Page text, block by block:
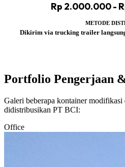
Rp 2.000.000 -
METODE
Dikirim via trucking trailer
Portfolio Pengerjaan
Galeri beberapa kontainer
didistribusikan PT BCI:
Office